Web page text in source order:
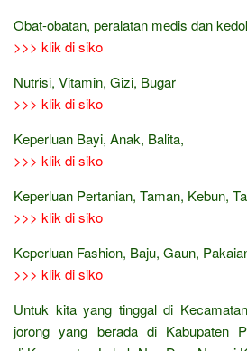
Obat-obatan, peralatan medis dan
>>> klik di siko
Nutrisi, Vitamin, Gizi, Bugar
>>> klik di siko
Keperluan Bayi, Anak, Balita,
>>> klik di siko
Keperluan Pertanian, Taman, Kebun,
>>> klik di siko
Keperluan Fashion, Baju, Gaun,
>>> klik di siko
Untuk kita yang tinggal di
jorong yang berada di Kabupaten